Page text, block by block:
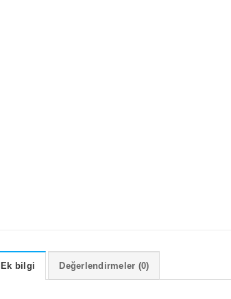
Ek bilgi Değerlendirmeler (0)